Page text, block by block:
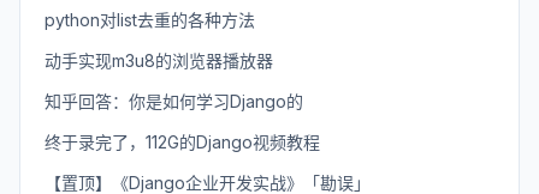
python对list去重的各种方法
动手实现m3u8的浏览器播放器
知乎回答：你是如何学习Django的
终于录完了，112G的Django视频教程
【置顶】《Django企业开发实战》「勘误」